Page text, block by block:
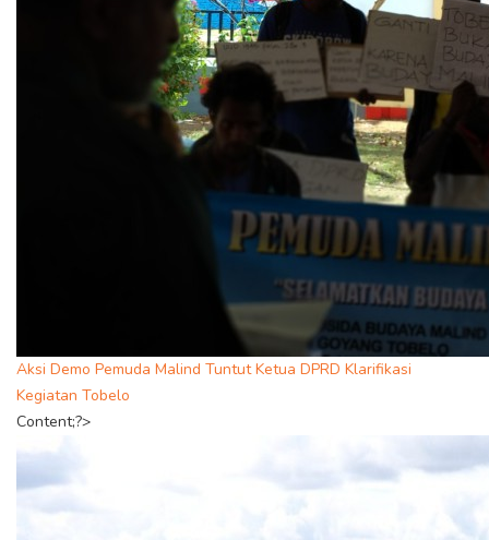
Aksi Demo Pemuda Malind Tuntut Ketua DPRD Klarifikasi
Kegiatan Tobelo
Content;?>